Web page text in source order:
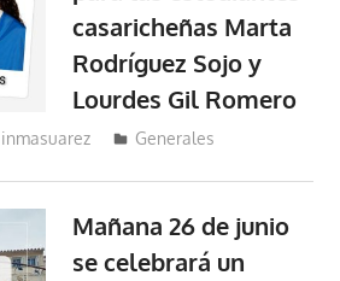
casaricheñas Marta
Rodríguez Sojo y
Lourdes Gil Romero
inmasuarez Generales
Mañana 26 de junio
se celebrará un